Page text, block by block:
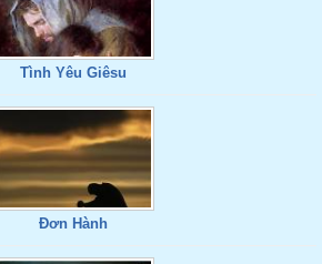
Tình Yêu Giêsu
Đơn Hành